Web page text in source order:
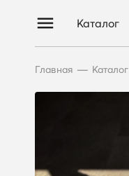
Каталог
Главная — Каталог